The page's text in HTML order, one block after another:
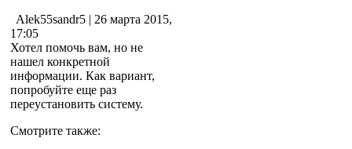
Alek55sandr5 | 26 марта 2015,
17:05
Хотел помочь вам, но не
нашел конкретной
информации. Как вариант,
попробуйте еще раз
переустановить систему.
Смотрите также: